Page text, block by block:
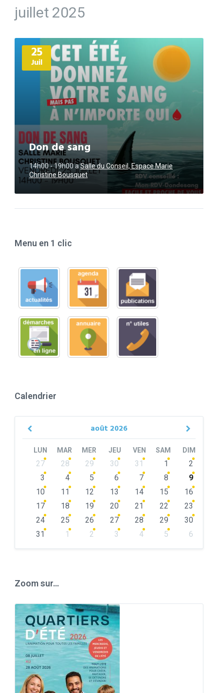
juillet 2025
25
Juil
Don de sang
14h00 - 19h00aSalle du Conseil, Espace Marie
Christine Bousquet
Plus
d'informations
Menu en 1 clic
Calendrier
août 2026
Previous
LUN MAR MER JEU VEN SAM DIM
Skip
calendar
27 28 29 30 31 1
2
3
4 5 6 7 8
9
10
11 12 13 14 15
16
17
18 19 20 21 22
23
24
25 26 27 28 29
30
31
1 2 3 4 5
6
Zoom sur…